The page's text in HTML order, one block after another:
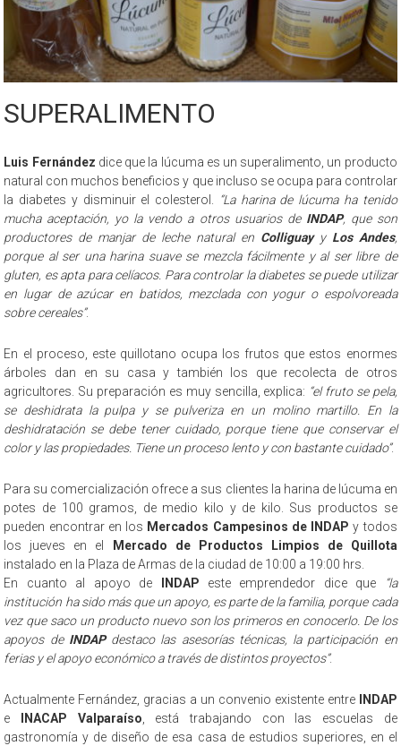
SUPERALIMENTO
Luis Fernández dice que la lúcuma es un superalimento, un producto
natural con muchos beneficios y que incluso se ocupa para controlar
la diabetes y disminuir el colesterol.
“La harina de lúcuma ha tenido
mucha aceptación, yo la vendo a otros usuarios de INDAP, que son
productores de manjar de leche natural en Colliguayy Los Andes,
porque al ser una harina suave se mezcla fácilmente y al ser libre de
gluten, es apta para celíacos. Para controlar la diabetes se puede utilizar
en lugar de azúcar en batidos, mezclada con yogur o espolvoreada
sobre cereales”.
En el proceso, este quillotano ocupa los frutos que estos enormes
árboles dan en su casa y también los que recolecta de otros
agricultores. Su preparación es muy sencilla, explica: “el fruto se pela,
se deshidrata la pulpa y se pulveriza en un molino martillo. En la
deshidratación se debe tener cuidado, porque tiene que conservar el
color y las propiedades. Tiene un proceso lento y con bastante cuidado”.
Para su comercialización ofrece a sus clientes la harina de lúcuma en
potes de 100 gramos, de medio kilo y de kilo. Sus productos se
pueden encontrar en los Mercados Campesinos de INDAP y todos
los jueves en el
Mercado de Productos Limpios de Quillota
instalado en la Plaza de Armas de la ciudad de 10:00 a 19:00 hrs.
En cuanto al apoyo de
INDAP este emprendedor dice que
“la
institución ha sido más que un apoyo, es parte de la familia, porque cada
vez que saco un producto nuevo son los primeros en conocerlo. De los
apoyos de INDAPdestaco las asesorías técnicas, la participación en
ferias y el apoyo económico a través de distintos proyectos”.
Actualmente Fernández, gracias a un convenio existente entre
INDAP
e
INACAP Valparaíso , está trabajando con las escuelas de
gastronomía y de diseño de esa casa de estudios superiores, en el